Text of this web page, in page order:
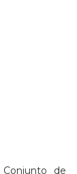
Conjunto de